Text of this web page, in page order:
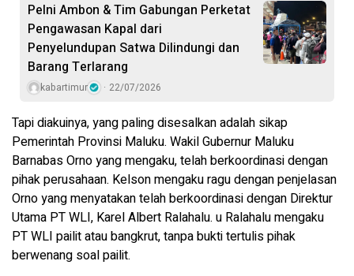
Pelni Ambon & Tim Gabungan Perketat
Pengawasan Kapal dari
Penyelundupan Satwa Dilindungi dan
Barang Terlarang
kabartimur 22/07/2026
Tapi diakuinya, yang paling disesalkan adalah sikap
Pemerintah Provinsi Maluku. Wakil Gubernur Maluku
Barnabas Orno yang mengaku, telah berkoordinasi dengan
pihak perusahaan. Kelson mengaku ragu dengan penjelasan
Orno yang menyatakan telah berkoordinasi dengan Direktur
Utama PT WLI, Karel Albert Ralahalu. u Ralahalu mengaku
PT WLI pailit atau bangkrut, tanpa bukti tertulis pihak
berwenang soal pailit.